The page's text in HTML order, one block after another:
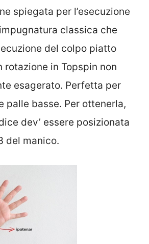
spiegata per l’esecuzione
classica che
del colpo piatto
rotazione in Topspin non
esagerato. Perfetta per
palle basse. Per ottenerla,
dev’ essere posizionata
del manico.